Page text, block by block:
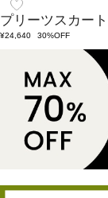
プリーツスカート
¥24,640 30%OFF